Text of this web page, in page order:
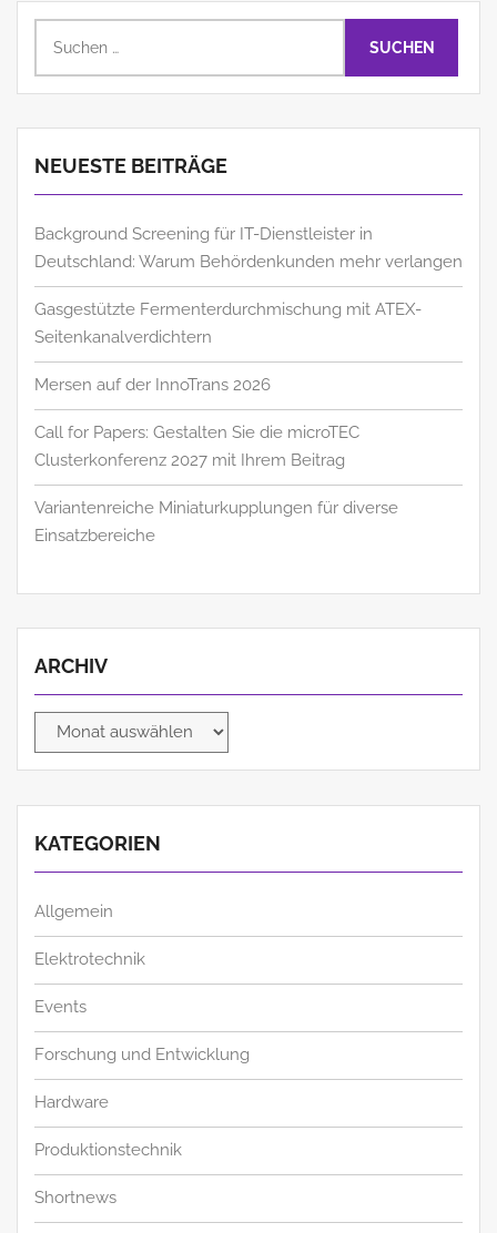
nach:
NEUESTE BEITRÄGE
Background Screening für IT-Dienstleister in
Deutschland: Warum Behördenkunden mehr verlangen
Gasgestützte Fermenterdurchmischung mit ATEX-
Seitenkanalverdichtern
Mersen auf der InnoTrans 2026
Call for Papers: Gestalten Sie die microTEC
Clusterkonferenz 2027 mit Ihrem Beitrag
Variantenreiche Miniaturkupplungen für diverse
Einsatzbereiche
ARCHIV
Archiv
KATEGORIEN
Allgemein
Elektrotechnik
Events
Forschung und Entwicklung
Hardware
Produktionstechnik
Shortnews